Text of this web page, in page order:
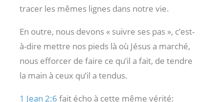
tracer les mêmes lignes dans notre vie.
En outre, nous devons « suivre ses pas », c’est-
à-dire mettre nos pieds là où Jésus a marché,
nous efforcer de faire ce qu’il a fait, de tendre
la main à ceux qu’il a tendus.
1 Jean 2:6 fait écho à cette même vérité: